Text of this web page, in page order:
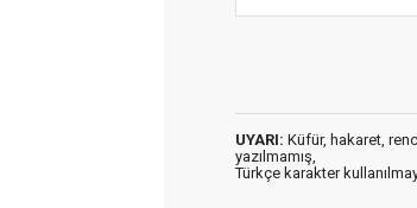
UYARI: Küfür, hakaret,
yazılmamış,
Türkçe karakter